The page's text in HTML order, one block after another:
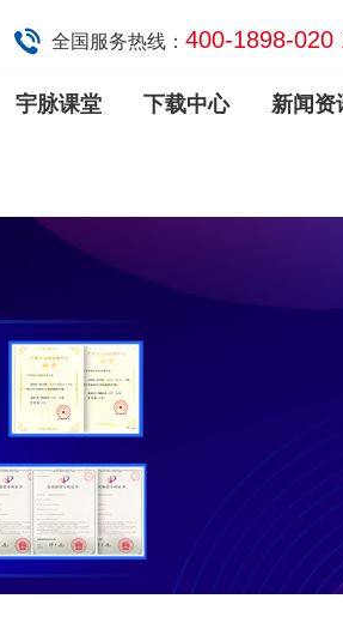
全国服务热线： 400-1898-020
宇脉课堂 下载中心 新闻资